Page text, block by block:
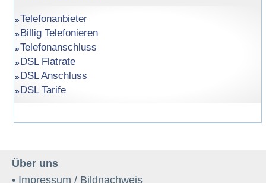
Telefonanbieter
Billig Telefonieren
Telefonanschluss
DSL Flatrate
DSL Anschluss
DSL Tarife
Über uns
• Impressum / Bildnachweis